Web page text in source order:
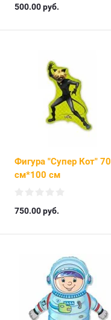
500.00руб.
Фигура "Супер Кот" 70
см*100 см
750.00руб.